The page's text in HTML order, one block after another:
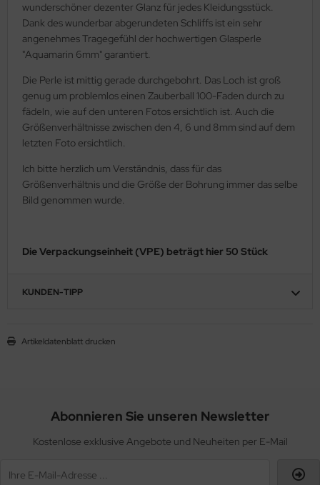
wunderschöner dezenter Glanz für jedes Kleidungsstück.
Dank des wunderbar abgerundeten Schliffs ist ein sehr
angenehmes Tragegefühl der hochwertigen Glasperle
"Aquamarin 6mm" garantiert.
Die Perle ist mittig gerade durchgebohrt. Das Loch ist groß
genug um problemlos einen Zauberball 100-Faden durch zu
fädeln, wie auf den unteren Fotos ersichtlich ist. Auch die
Größenverhältnisse zwischen den 4, 6 und 8mm sind auf dem
letzten Foto ersichtlich.
Ich bitte herzlich um Verständnis, dass für das
Größenverhältnis und die Größe der Bohrung immer das selbe
Bild genommen wurde.
Die Verpackungseinheit (VPE) beträgt hier 50 Stück
KUNDEN-TIPP
Artikeldatenblatt drucken
Abonnieren Sie unseren Newsletter
Kostenlose exklusive Angebote und Neuheiten per E-Mail